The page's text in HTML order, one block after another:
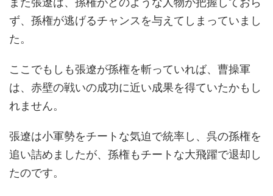
ず、孫権が逃げるチャンスを与えてしまっていまし
た。
ここでもしも張遼が孫権を斬っていれば、曹操軍
は、赤壁の戦いの成功に近い成果を得ていたかもし
れません。
張遼は小軍勢をチートな気迫で統率し、呉の孫権を
追い詰めましたが、孫権もチートな大飛躍で退却し
たのです。